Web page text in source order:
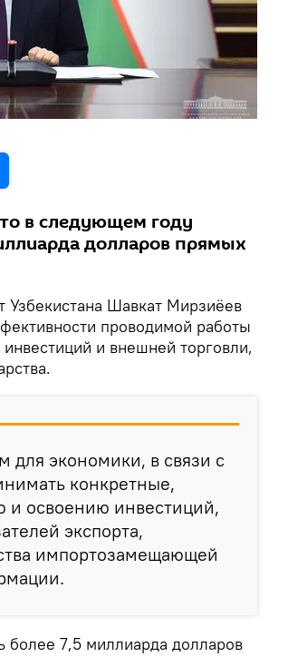
в следующем году
долларов прямых
Узбекистана Шавкат Мирзиёев
проводимой работы
и внешней торговли,
для экономики, в связи с
конкретные,
освоению инвестиций,
экспорта,
импортозамещающей
7,5 миллиарда долларов